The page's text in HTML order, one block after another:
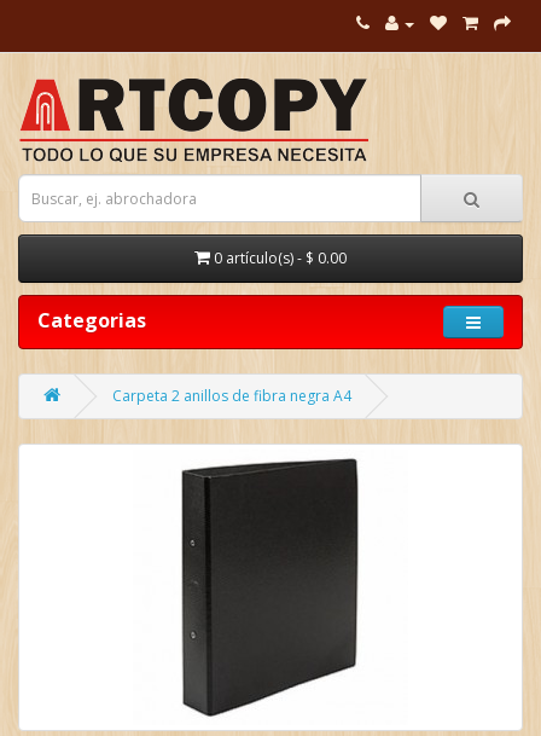
0 artículo(s) - $ 0.00
Categorias
Carpeta 2 anillos de fibra negra A4